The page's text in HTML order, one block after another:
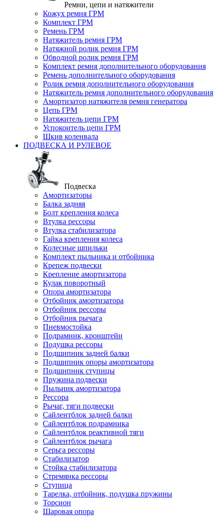
Ремни, цепи и натяжители
Кожух ремня ГРМ
Комплект ГРМ
Ремень ГРМ
Натяжитель ремня ГРМ
Натяжной ролик ремня ГРМ
Обводной ролик ремня ГРМ
Комплект ремня дополнительного оборудования
Ремень дополнительного оборудования
Ролик ремня дополнительного оборудования
Натяжитель ремня дополнительного оборудования
Амортизатор натяжителя ремня генератора
Цепь ГРМ
Натяжитель цепи ГРМ
Успокоитель цепи ГРМ
Шкив коленвала
ПОДВЕСКА И РУЛЕВОЕ
Подвеска
Амортизаторы
Балка задняя
Болт крепления колеса
Втулка рессоры
Втулка стабилизатора
Гайка крепления колеса
Колесные шпильки
Комплект пыльника и отбойника
Крепеж подвески
Крепление амортизатора
Кулак поворотный
Опора амортизатора
Отбойник амортизатора
Отбойник рессоры
Отбойник рычага
Пневмостойка
Подрамник, кронштейн
Подушка рессоры
Подшипник задней балки
Подшипник опоры амортизатора
Подшипник ступицы
Пружина подвески
Пыльник амортизатора
Рессора
Рычаг, тяги подвески
Сайлентблок задней балки
Сайлентблок подрамника
Сайлентблок реактивной тяги
Сайлентблок рычага
Серьга рессоры
Стабилизатор
Стойка стабилизатора
Стремянка рессоры
Ступица
Тарелка, отбойник, подушка пружины
Торсион
Шаровая опора